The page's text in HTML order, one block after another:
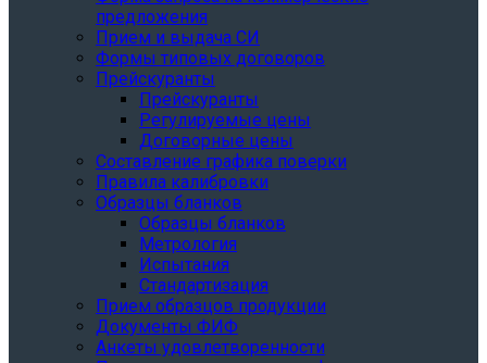
предложения
Прием и выдача СИ
Формы типовых договоров
Прейскуранты
Прейскуранты
Регулируемые цены
Договорные цены
Составление графика поверки
Правила калибровки
Образцы бланков
Образцы бланков
Метрология
Испытания
Стандартизация
Прием образцов продукции
Документы ФИФ
Анкеты удовлетворенности